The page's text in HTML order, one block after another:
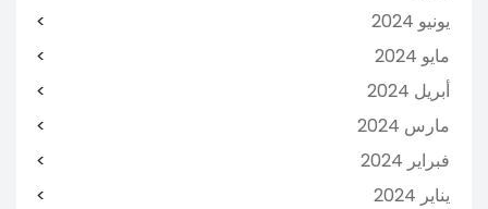
يونيو 2024
مايو 2024
أبريل 2024
مارس 2024
فبراير 2024
يناير 2024